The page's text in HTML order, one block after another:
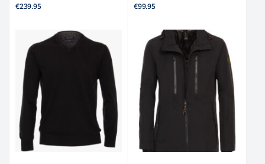
€239.95 €99.95